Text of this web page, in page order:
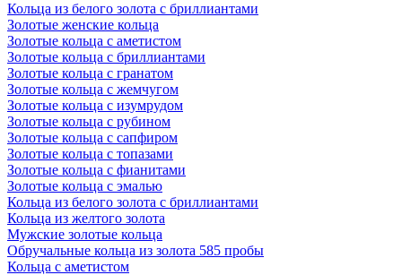
Кольца из белого золота с бриллиантами
Золотые женские кольца
Золотые кольца с аметистом
Золотые кольца с бриллиантами
Золотые кольца с гранатом
Золотые кольца с жемчугом
Золотые кольца с изумрудом
Золотые кольца с рубином
Золотые кольца с сапфиром
Золотые кольца с топазами
Золотые кольца с фианитами
Золотые кольца с эмалью
Кольца из белого золота с бриллиантами
Кольца из желтого золота
Мужские золотые кольца
Обручальные кольца из золота 585 пробы
Кольца с аметистом